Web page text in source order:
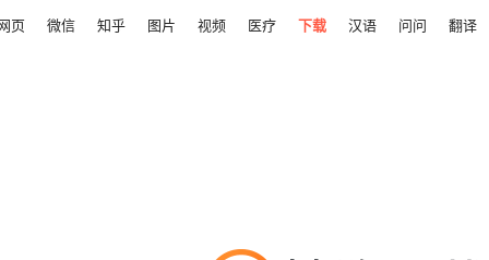
页 微信 知乎 图片 视频 医疗 下载 汉语 问问 翻译